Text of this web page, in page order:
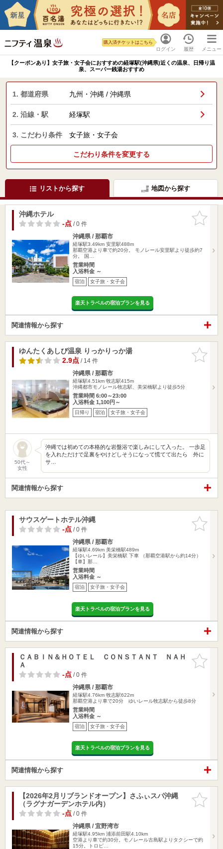
ログイン
購入済チケットはこちら
履歴 メニュー
【クーポンあり】女子旅・女子会におすすめの経塚駅(沖縄県)近くの温泉、日帰り温
泉、スーパー銭湯おすすめ
1. 都道府県 九州・沖縄 / 沖縄県
2. 沿線・駅 経塚駅
3. こだわり条件 女子旅・女子会
こだわり条件を変更する
リストから探す 地図から探す
お気に入
りに追加
沖縄ホテル
-点/ 0 件
沖縄県 / 那覇市
経塚駅3.49km 安里駅488m
那覇空港より車で約20分。 モノレール安里駅より徒歩約7
分。 国…
営業時間
入浴料金 ～
宿泊 女子旅・女子会
楽天トラベルの宿泊プランを見る
関連情報から探す
お気に入
りに追加
ゆんたくあしび温泉 りっかりっか湯
2.9点/ 14 件
沖縄県 / 那覇市
経塚駅4.51km 牧志駅415m
沖縄都市モノレール牧志駅、美栄橋駅より徒歩5分
営業時間 6:00～23:00
入浴料金 1,100円～
日帰り 宿泊 女子旅・女子会
50代～
女性
沖縄では初めての本格的な岩盤浴で楽しみにして入った。 一歩足
を入れただけで足裏をやけどしそうになって慌てて出たら 外に
サ…
関連情報から探す
お気に入
りに追加
サウスゲートホテル沖縄
-点/ 0 件
沖縄県 / 那覇市
経塚駅4.69km 美栄橋駅489m
【ゆいレール】美栄橋駅 下車 （那覇空港駅から約14分）
【車】那…
営業時間
入浴料金 ～
宿泊 女子旅・女子会
楽天トラベルの宿泊プランを見る
関連情報から探す
お気に入
りに追加
ＣＡＢＩＮ＆ＨＯＴＥＬ ＣＯＮＳＴＡＮＴ ＮＡＨ
Ａ
-点/ 0 件
沖縄県 / 那覇市
経塚駅4.76km 牧志駅622m
那覇空港より車で20分 ゆいレール牧志駅から徒歩8分
営業時間
入浴料金 ～
宿泊 女子旅・女子会
楽天トラベルの宿泊プランを見る
関連情報から探す
お気に入
りに追加
【2026年2月リブランドオープン】さふぃスパ沖縄
（ラグナガーデンホテル内）
-点/ 0 件
沖縄県 / 宜野湾市
経塚駅4.95km 浦添前田駅4.10km
空港より車で約30分。モノレール古島駅よりタクシーで約
15分。トロピ…